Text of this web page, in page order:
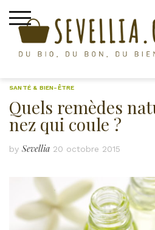
content
SANTÉ & BIEN-ÊTRE
Quels remèdes
nez qui coule ?
by Sevellia 20 octobre 2015